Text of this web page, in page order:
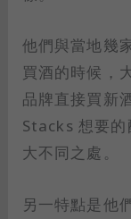
他們與當地幾
買酒的時候，
品牌直接買新
Stacks 想要的
大不同之處。
另一特點是他